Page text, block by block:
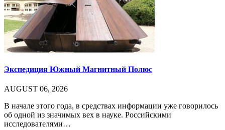
Экспедиция Южный Магнитный Полюс
AUGUST 06, 2026
В начале этого года, в средствах информации уже говорилось
об одной из значимых вех в науке. Российскими
исследователями…